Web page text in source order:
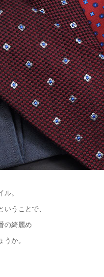
。
うことで、
の綺麗め
か。